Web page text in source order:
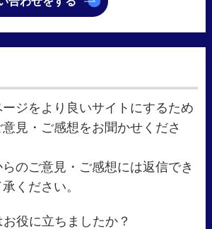
ジをより良いサイトにするため
見・ご感想をお聞かせくださ
のご意見・ご感想には返信でき
ください。
役に立ちましたか？